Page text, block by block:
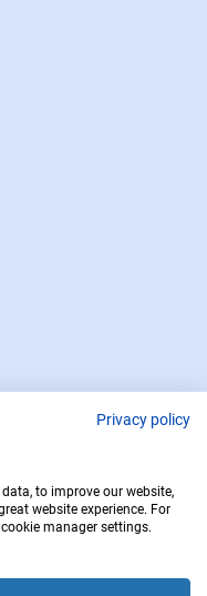
AN : 112
Privacy policy
to improve our website,
website experience. For
manager settings.